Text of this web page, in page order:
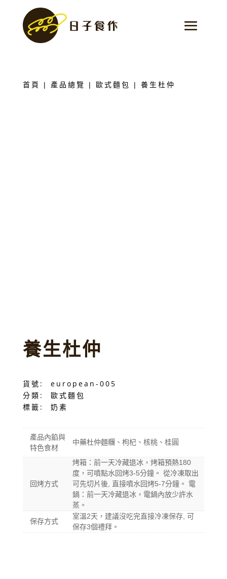
首頁 | 產品總覽 | 歐式麵包 | 養生杜仲
養生杜仲
貨號:
european-005
分類:
歐式麵包
標籤:
奶素
產品內餡與
特色食材
中藥杜仲麵糰、枸杞、核桃、桂圓
回烤方式
烤箱：前一天冷藏退冰，烤箱預熱180
度，可噴點水回烤3-5分鐘。 從冷凍取出
可先切片後, 直接噴水回烤5-7分鐘。 電
鍋：前一天冷藏退冰，電鍋內放少許水
蒸。
保存方式
室溫2天，建議沒吃完直接冷凍保存, 可
保存3個禮拜。